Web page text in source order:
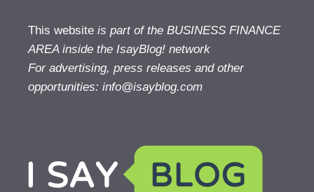
This website is part of the BUSINESS FINANCE
AREA inside the IsayBlog! network
For advertising, press releases and other
opportunities: info@isayblog.com